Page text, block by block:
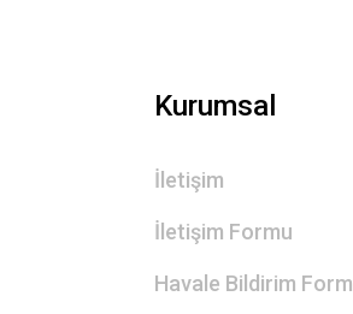
Kurumsal
İletişim
İletişim Formu
Havale Bildirim